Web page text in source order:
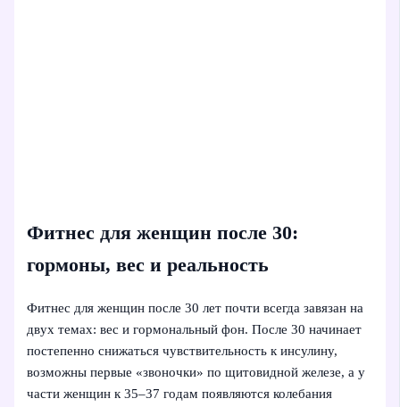
Фитнес для женщин после 30:
гормоны, вес и реальность
Фитнес для женщин после 30 лет почти всегда завязан на
двух темах: вес и гормональный фон. После 30 начинает
постепенно снижаться чувствительность к инсулину,
возможны первые «звоночки» по щитовидной железе, а у
части женщин к 35–37 годам появляются колебания